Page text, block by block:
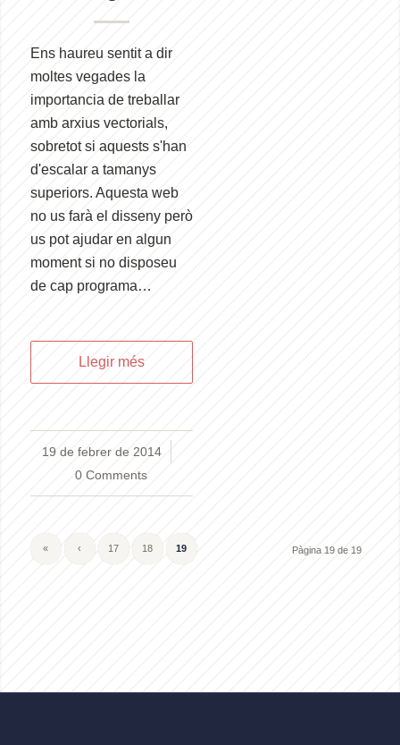
Ens haureu sentit a dir
moltes vegades la
importancia de treballar
amb arxius vectorials,
sobretot si aquests s'han
d'escalar a tamanys
superiors. Aquesta web
no us farà el disseny però
us pot ajudar en algun
moment si no disposeu
de cap programa…
Llegir més
19 de febrer de 2014
/
0 Comments
Pàgina 19 de 19
« ‹ 17 18 19